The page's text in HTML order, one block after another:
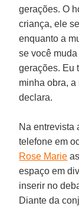
gerações. O
criança, ele
enquanto a
se você
gerações. Eu
minha obra, a
declara.
Na entrevista
telefone em
Rose Marie
espaço em
inserir no
Diante da